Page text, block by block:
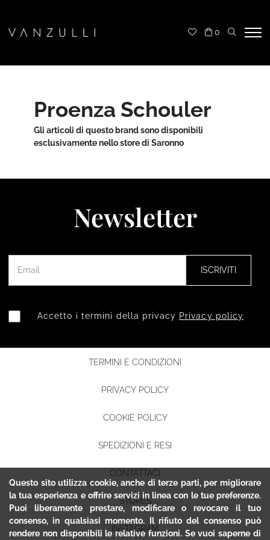
0
Proenza Schouler
Gli articoli di questo brand sono disponibili
esclusivamente nello store di Saronno
Newsletter
ISCRIVITI
Accetto i termini della privacy Privacy policy
TERMINI E CONDIZIONI
PRIVACY POLICY
COOKIE POLICY
SPEDIZIONI E RESI
CONTATTACI
STORES
INSTAGRAM
Questo sito utilizza cookie, anche di terze parti, per migliorare
la tua esperienza e offrire servizi in linea con le tue preferenze.
Puoi liberamente prestare, modificare o revocare il tuo
consenso, in qualsiasi momento. Il rifiuto del consenso può
rendere non disponibili le relative funzioni. Se vuoi saperne di